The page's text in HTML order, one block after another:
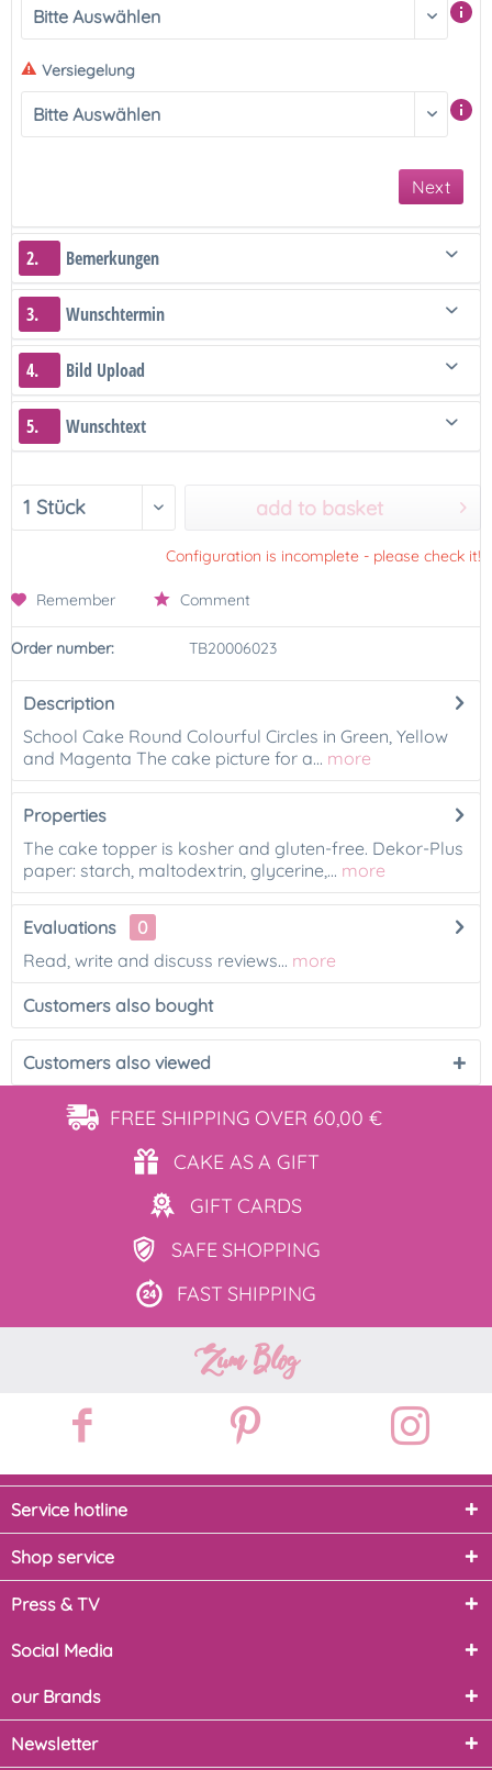
Versiegelung
Next
2. Bemerkungen
3. Wunschtermin
4. Bild Upload
5. Wunschtext
add to basket
Configuration is incomplete - please check it!
Remember Comment
Order number: TB20006023
Description
School Cake Round Colourful Circles in Green, Yellow
and Magenta The cake picture for a... more
Properties
The cake topper is kosher and gluten-free. Dekor-Plus
paper: starch, maltodextrin, glycerine,... more
Evaluations
0
Read, write and discuss reviews... more
Customers also bought
Customers also viewed
FREE SHIPPING OVER 60,00 €
CAKE ASA GIFT
GIFT CARDS
SAFE SHOPPING
FAST SHIPPING
Zum Blog
Service hotline
Shop service
Press & TV
Social Media
our Brands
Newsletter